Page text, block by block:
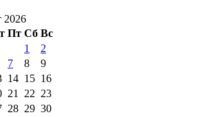
2026
Пт Сб Вс
1
2
7 8
9
14 15 16
21 22 23
28 29 30